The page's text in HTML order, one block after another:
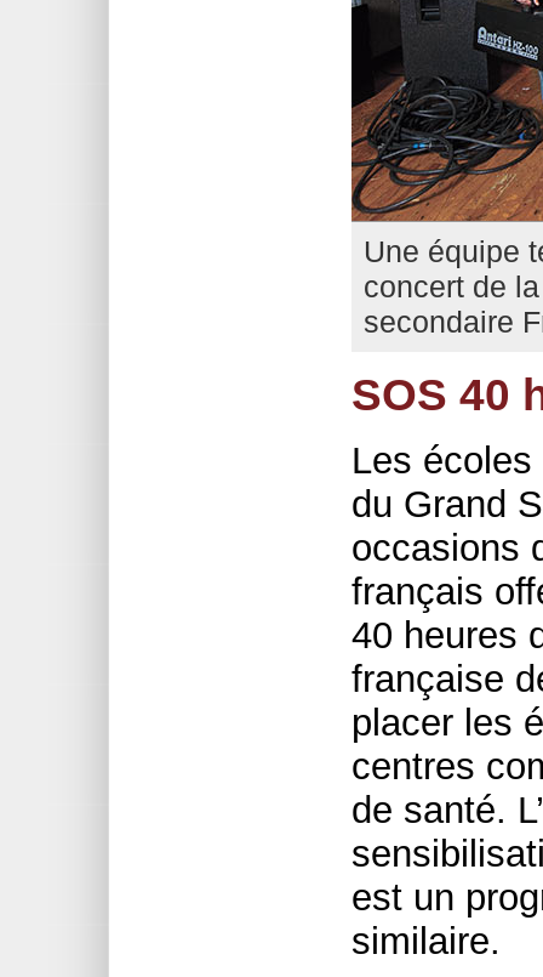
Une équipe
concert de
secondaire
SOS 40
Les
du Grand
occasions
français
40 heures
française
placer les
centres
de santé.
est un
similaire.